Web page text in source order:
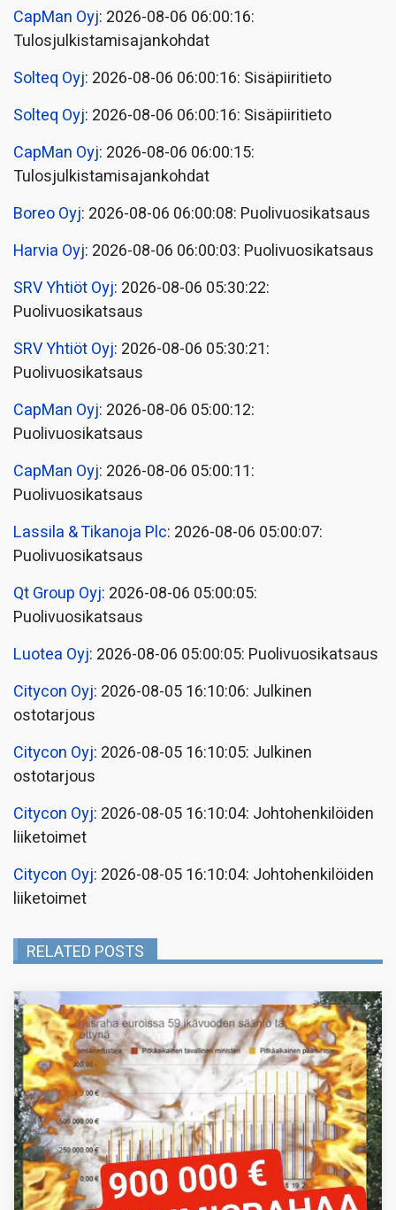
CapMan Oyj: 2026-08-06 06:00:16:
Tulosjulkistamisajankohdat
Solteq Oyj: 2026-08-06 06:00:16: Sisäpiiritieto
Solteq Oyj: 2026-08-06 06:00:16: Sisäpiiritieto
CapMan Oyj: 2026-08-06 06:00:15:
Tulosjulkistamisajankohdat
Boreo Oyj: 2026-08-06 06:00:08: Puolivuosikatsaus
Harvia Oyj: 2026-08-06 06:00:03: Puolivuosikatsaus
SRV Yhtiöt Oyj: 2026-08-06 05:30:22:
Puolivuosikatsaus
SRV Yhtiöt Oyj: 2026-08-06 05:30:21:
Puolivuosikatsaus
CapMan Oyj: 2026-08-06 05:00:12:
Puolivuosikatsaus
CapMan Oyj: 2026-08-06 05:00:11:
Puolivuosikatsaus
Lassila & Tikanoja Plc: 2026-08-06 05:00:07:
Puolivuosikatsaus
Qt Group Oyj: 2026-08-06 05:00:05:
Puolivuosikatsaus
Luotea Oyj: 2026-08-06 05:00:05: Puolivuosikatsaus
Citycon Oyj: 2026-08-05 16:10:06: Julkinen
ostotarjous
Citycon Oyj: 2026-08-05 16:10:05: Julkinen
ostotarjous
Citycon Oyj: 2026-08-05 16:10:04: Johtohenkilöiden
liiketoimet
Citycon Oyj: 2026-08-05 16:10:04: Johtohenkilöiden
liiketoimet
RELATED POSTS